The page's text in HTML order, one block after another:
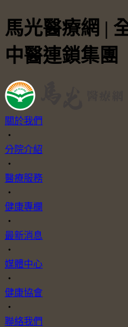
馬光醫療網 |
中醫連鎖集團
關於我們
・
分院介紹
・
醫療服務
・
健康專欄
・
最新消息
・
媒體中心
・
健康協會
・
聯絡我們